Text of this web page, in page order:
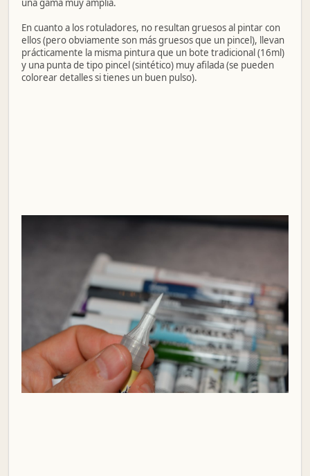
una gama muy amplia.
En cuanto a los rotuladores, no resultan gruesos al pintar con
ellos (pero obviamente son más gruesos que un pincel), llevan
prácticamente la misma pintura que un bote tradicional (16ml)
y una punta de tipo pincel (sintético) muy afilada (se pueden
colorear detalles si tienes un buen pulso).